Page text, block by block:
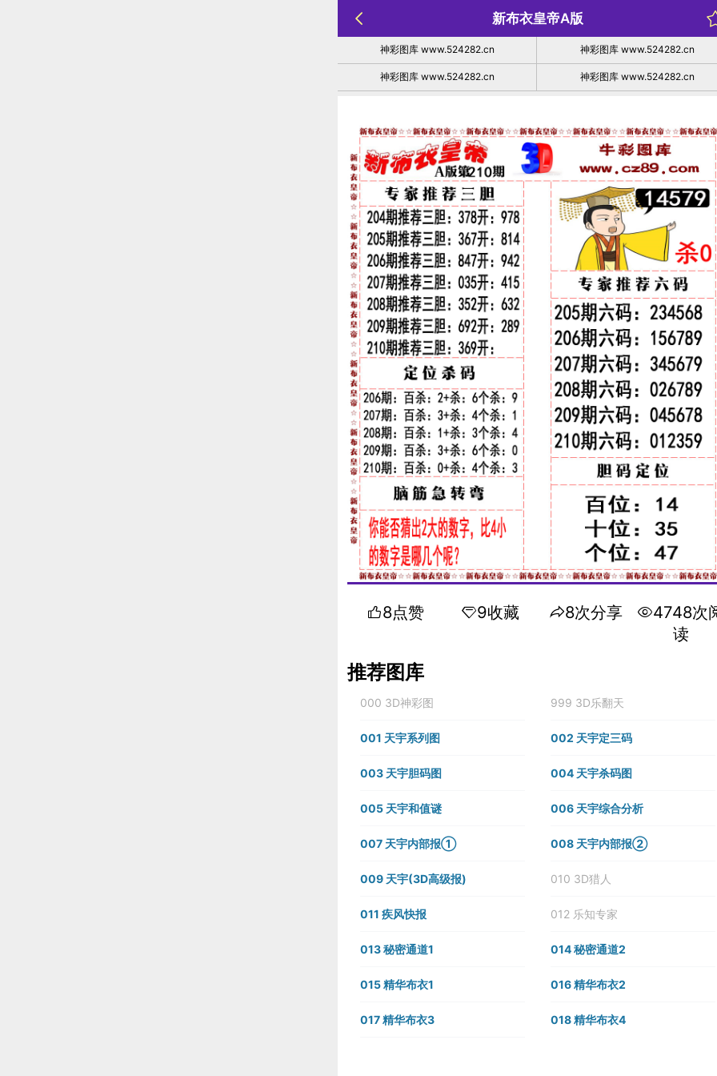
新布衣皇帝A版
神彩图库 www.524282.cn 神彩图库 www.524282.cn
神彩图库 www.524282.cn 神彩图库 www.524282.cn
8点赞 9收藏 8次分享
4748次
读
推荐图库
000 3D神彩图 999 3D乐翻天
001 天宇系列图 002 天宇定三码
003 天宇胆码图 004 天宇杀码图
005 天宇和值谜 006 天宇综合分析
007 天宇内部报① 008 天宇内部报②
009 天宇(3D高级报) 010 3D猎人
011 疾风快报 012 乐知专家
013 秘密通道1 014 秘密通道2
015 精华布衣1 016 精华布衣2
017 精华布衣3 018 精华布衣4